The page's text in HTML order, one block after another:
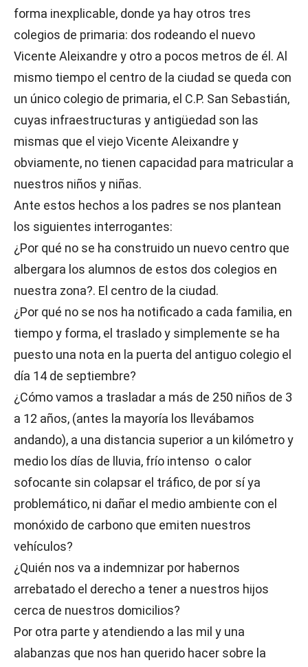
forma inexplicable, donde ya hay otros tres
colegios de primaria: dos rodeando el nuevo
Vicente Aleixandre y otro a pocos metros de él. Al
mismo tiempo el centro de la ciudad se queda con
un único colegio de primaria, el C.P. San Sebastián,
cuyas infraestructuras y antigüedad son las
mismas que el viejo Vicente Aleixandre y
obviamente, no tienen capacidad para matricular a
nuestros niños y niñas.
Ante estos hechos a los padres se nos plantean
los siguientes interrogantes:
¿Por qué no se ha construido un nuevo centro que
albergara los alumnos de estos dos colegios en
nuestra zona?. El centro de la ciudad.
¿Por qué no se nos ha notificado a cada familia, en
tiempo y forma, el traslado y simplemente se ha
puesto una nota en la puerta del antiguo colegio el
día 14 de septiembre?
¿Cómo vamos a trasladar a más de 250 niños de 3
a 12 años, (antes la mayoría los llevábamos
andando), a una distancia superior a un kilómetro y
medio los días de lluvia, frío intenso o calor
sofocante sin colapsar el tráfico, de por sí ya
problemático, ni dañar el medio ambiente con el
monóxido de carbono que emiten nuestros
vehículos?
¿Quién nos va a indemnizar por habernos
arrebatado el derecho a tener a nuestros hijos
cerca de nuestros domicilios?
Por otra parte y atendiendo a las mil y una
alabanzas que nos han querido hacer sobre la